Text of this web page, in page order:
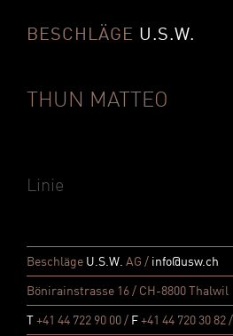
BESCHLÄGE U.S.W.
THUN MATTEO
Linie
Beschläge U.S.W. AG / info@usw.ch
Bönirainstrasse 16 / CH-8800 Thalwil
+41 44 722 90 00 / F +41 44 720 30 82 /